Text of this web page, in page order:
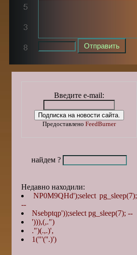
Введите e-mail:
Предоставлено FeedBurner
найдем ?
Недавно находили:
NP0M9QHd');select pg_sleep(7);
--
Nsebptqp'));select pg_sleep(7); --
'))),(,.")
.")(.,.)',
1("'(''.)')